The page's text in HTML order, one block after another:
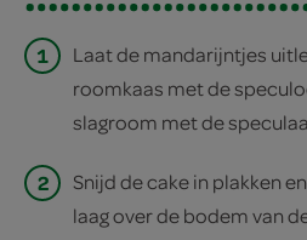
1
Laat de mandarijntjes
roomkaas met de
slagroom met de
2
Snijd de cake in plakken
laag over de bodem van